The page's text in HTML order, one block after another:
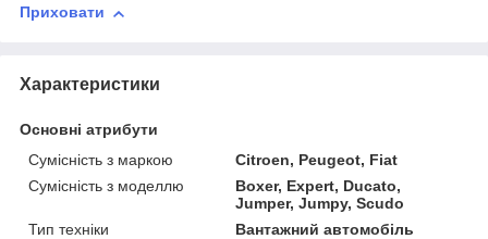
Приховати
Характеристики
Основні атрибути
Сумісність з маркою
Citroen, Peugeot, Fiat
Сумісність з моделлю
Boxer, Expert, Ducato,
Jumper, Jumpy, Scudo
Тип техніки
Вантажний автомобіль